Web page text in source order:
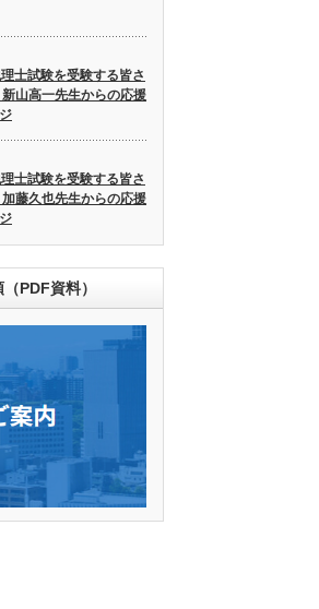
士試験を受験する皆さ
山高一先生からの応援
士試験を受験する皆さ
藤久也先生からの応援
PDF資料）